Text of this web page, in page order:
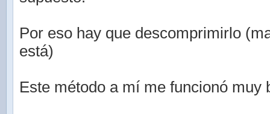
Por eso hay que descomprimirlo
está)
Este método a mí me funcionó muy